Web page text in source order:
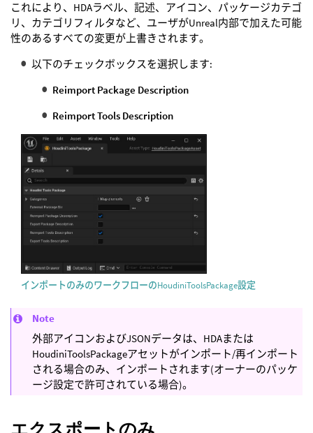
これにより、HDAラベル、記述、アイコン、パッケージカテゴ
リ、カテゴリフィルタなど、ユーザがUnreal内部で加えた可能
性のあるすべての変更が上書きされます。
以下のチェックボックスを選択します:
Reimport Package Description
Reimport Tools Description
インポートのみのワークフローのHoudiniToolsPackage設定
Note
外部アイコンおよびJSONデータは、HDAまたは
HoudiniToolsPackageアセットがインポート/再インポート
される場合のみ、インポートされます(オーナーのパッケ
ージ設定で許可されている場合)。